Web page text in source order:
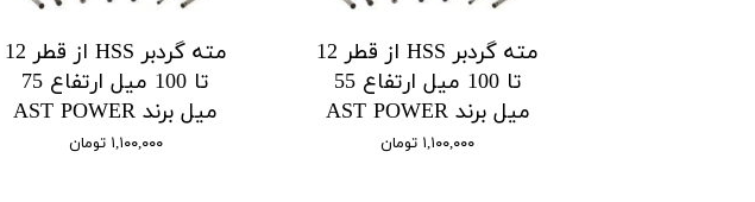
مته گردبر HSS از قطر 12
تا 100 میل ارتفاع 55
میل برند AST POWER
۱,۱۰۰,۰۰۰ تومان
مته گردبر HSS از قطر 12
تا 100 میل ارتفاع 75
میل برند AST POWER
۱,۱۰۰,۰۰۰ تومان